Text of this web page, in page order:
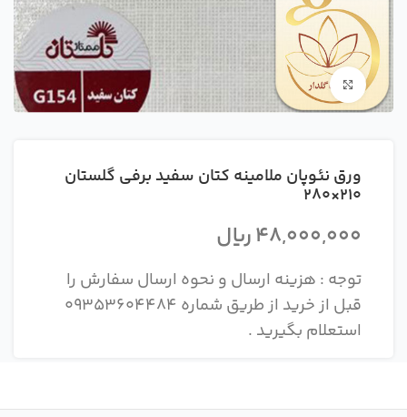
بزرگنمایی تصویر
ورق نئوپان ملامینه کتان سفید برفی گلستان
210×280
48,000,000ریال
توجه : هزینه ارسال و نحوه ارسال سفارش را
قبل از خرید از طریق شماره 09353604484
استعلام بگیرید .